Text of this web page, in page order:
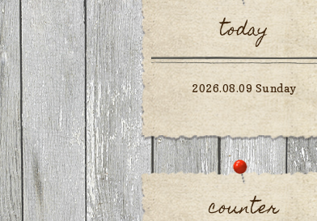
today
2026.08.09 Sunday
counter